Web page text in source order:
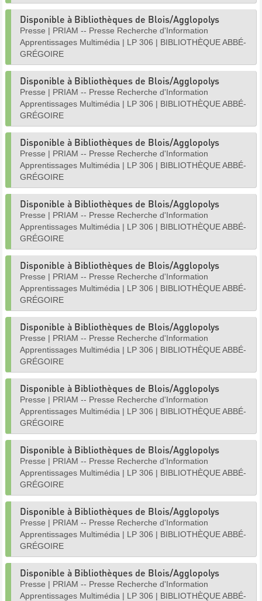
Disponible à Bibliothèques de Blois/Agglopolys
Presse | PRIAM -- Presse Recherche d'Information
Apprentissages Multimédia | LP 306 | BIBLIOTHÈQUE ABBÉ-
GRÉGOIRE
Disponible à Bibliothèques de Blois/Agglopolys
Presse | PRIAM -- Presse Recherche d'Information
Apprentissages Multimédia | LP 306 | BIBLIOTHÈQUE ABBÉ-
GRÉGOIRE
Disponible à Bibliothèques de Blois/Agglopolys
Presse | PRIAM -- Presse Recherche d'Information
Apprentissages Multimédia | LP 306 | BIBLIOTHÈQUE ABBÉ-
GRÉGOIRE
Disponible à Bibliothèques de Blois/Agglopolys
Presse | PRIAM -- Presse Recherche d'Information
Apprentissages Multimédia | LP 306 | BIBLIOTHÈQUE ABBÉ-
GRÉGOIRE
Disponible à Bibliothèques de Blois/Agglopolys
Presse | PRIAM -- Presse Recherche d'Information
Apprentissages Multimédia | LP 306 | BIBLIOTHÈQUE ABBÉ-
GRÉGOIRE
Disponible à Bibliothèques de Blois/Agglopolys
Presse | PRIAM -- Presse Recherche d'Information
Apprentissages Multimédia | LP 306 | BIBLIOTHÈQUE ABBÉ-
GRÉGOIRE
Disponible à Bibliothèques de Blois/Agglopolys
Presse | PRIAM -- Presse Recherche d'Information
Apprentissages Multimédia | LP 306 | BIBLIOTHÈQUE ABBÉ-
GRÉGOIRE
Disponible à Bibliothèques de Blois/Agglopolys
Presse | PRIAM -- Presse Recherche d'Information
Apprentissages Multimédia | LP 306 | BIBLIOTHÈQUE ABBÉ-
GRÉGOIRE
Disponible à Bibliothèques de Blois/Agglopolys
Presse | PRIAM -- Presse Recherche d'Information
Apprentissages Multimédia | LP 306 | BIBLIOTHÈQUE ABBÉ-
GRÉGOIRE
Disponible à Bibliothèques de Blois/Agglopolys
Presse | PRIAM -- Presse Recherche d'Information
Apprentissages Multimédia | LP 306 | BIBLIOTHÈQUE ABBÉ-